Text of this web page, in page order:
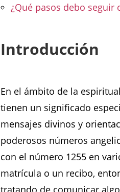
¿Qué pasos debo seguir
Introducción
En el ámbito de la
tienen un significado
mensajes divinos y
poderosos números
con el número 1255 en
matrícula o un recibo,
tratando de comunicar